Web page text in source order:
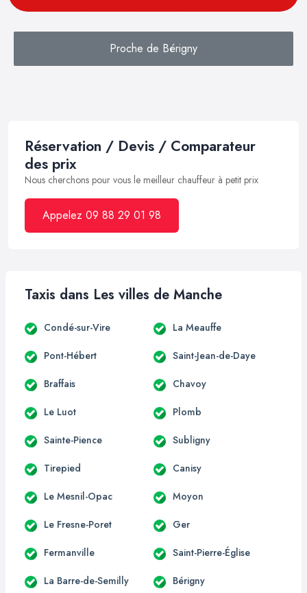
Proche de Bérigny
Réservation / Devis / Comparateur
des prix
Nous cherchons pour vous le meilleur chauffeur à petit prix
Appelez 09 88 29 01 98
Taxis dans Les villes de Manche
Condé-sur-Vire La Meauffe
Pont-Hébert Saint-Jean-de-Daye
Braffais Chavoy
Le Luot Plomb
Sainte-Pience Subligny
Tirepied Canisy
Le Mesnil-Opac Moyon
Le Fresne-Poret Ger
Fermanville Saint-Pierre-Église
La Barre-de-Semilly Bérigny